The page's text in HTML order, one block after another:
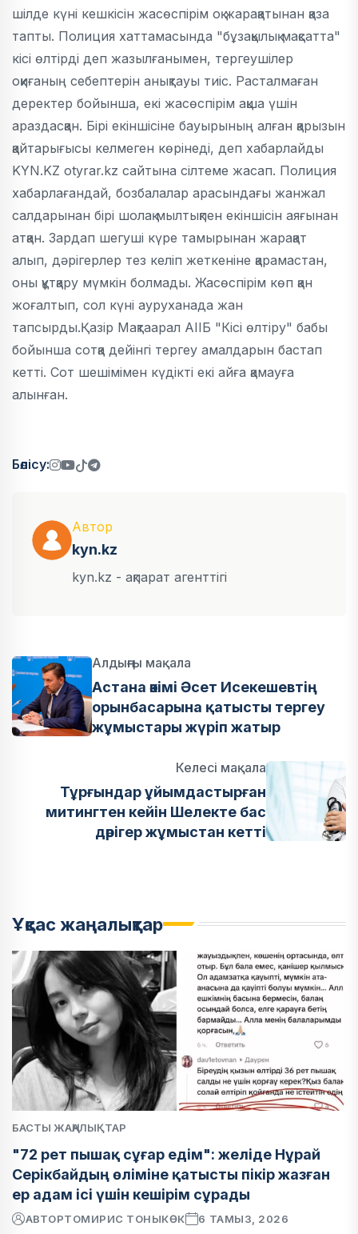
шілде күні кешкісін жасөспірім оқ жарақатынан қаза
тапты. Полиция хаттамасында "бұзақылық мақсатта"
кісі өлтірді деп жазылғанымен, тергеушілер
оқиғаның себептерін анықтауы тиіс. Расталмаған
деректер бойынша, екі жасөспірім ақша үшін
араздасқан. Бірі екіншісіне бауырының алған қарызын
қайтарығысы келмеген көрінеді, деп хабарлайды
KYN.KZ otyrar.kz сайтына сілтеме жасап. Полиция
хабарлағандай, бозбалалар арасындағы жанжал
салдарынан бірі шолақ мылтықпен екіншісін аяғынан
атқан. Зардап шегуші күре тамырынан жарақат
алып, дәрігерлер тез келіп жеткеніне қарамастан,
оны құтқару мүмкін болмады. Жасөспірім көп қан
жоғалтып, сол күні ауруханада жан
тапсырды.Қазір Мақтаарал АІІБ "Кісі өлтіру" бабы
бойынша сотқа дейінгі тергеу амалдарын бастап
кетті. Сот шешімімен күдікті екі айға қамауға
алынған.
Бөлісу:
Автор
kyn.kz
kyn.kz - ақпарат агенттігі
Алдыңғы мақала
Астана әкімі Әсет Исекешевтің
орынбасарына қатысты тергеу
жұмыстары жүріп жатыр
Келесі мақала
Тұрғындар ұйымдастырған
митингтен кейін Шелекте бас
дәрігер жұмыстан кетті
Ұқсас жаңалықтар
БАСТЫ ЖАҢАЛЫҚТАР
"72 рет пышақ сұғар едім": желіде Нұрай
Серікбайдың өліміне қатысты пікір жазған
ер адам ісі үшін кешірім сұрады
АВТОРТОМИРИС ТОНЫКӨК 6 ТАМЫЗ, 2026